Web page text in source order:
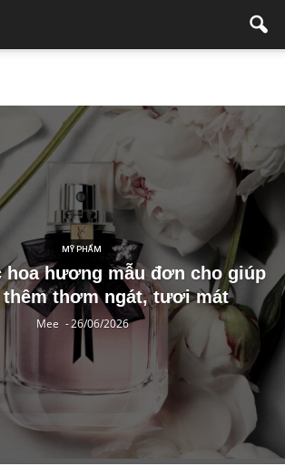
MỸ PHẨM
hoa hương mẫu đơn cho giúp
thêm thơm ngát, tươi mát
Mee -26/06/2026